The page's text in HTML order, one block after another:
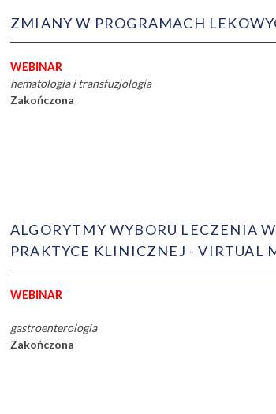
ZMIANY W PROGRAMACH
WEBINAR
hematologia i transfuzjologia
Zakończona
ALGORYTMY WYBORU LECZENIA
PRAKTYCE KLINICZNEJ - VIRTUAL
WEBINAR
gastroenterologia
Zakończona